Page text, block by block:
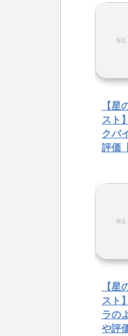
【星
スト
クバ
評価
【星
スト
ラの
や評